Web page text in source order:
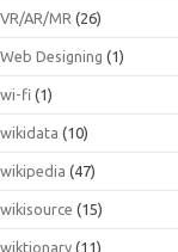
VR/AR/MR (26)
Web Designing (1)
wi-fi (1)
wikidata (10)
wikipedia (47)
wikisource (15)
wiktionary (11)